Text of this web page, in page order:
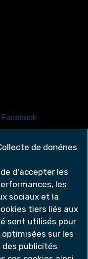
-Nous contacter
et services
d'accepter les
les
sociaux et la
tiers liés aux
sont utilisés pour
sur les
des publicités